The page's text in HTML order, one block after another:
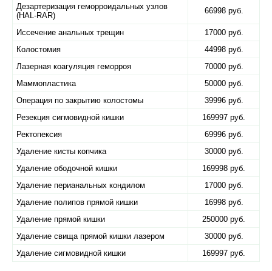
Дезартеризация геморроидальных узлов
(HAL-RAR)
66998 руб.
Иссечение анальных трещин
17000 руб.
Колостомия
44998 руб.
Лазерная коагуляция геморроя
70000 руб.
Маммопластика
50000 руб.
Операция по закрытию колостомы
39996 руб.
Резекция сигмовидной кишки
169997 руб.
Ректопексия
69996 руб.
Удаление кисты копчика
30000 руб.
Удаление ободочной кишки
169998 руб.
Удаление перианальных кондилом
17000 руб.
Удаление полипов прямой кишки
16998 руб.
Удаление прямой кишки
250000 руб.
Удаление свища прямой кишки лазером
30000 руб.
Удаление сигмовидной кишки
169997 руб.